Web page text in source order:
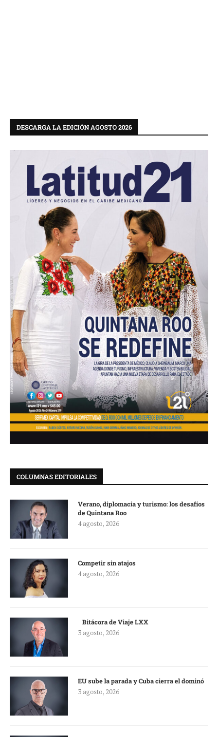
DESCARGA LA EDICIÓN AGOSTO 2026
COLUMNAS EDITORIALES
Verano, diplomacia y turismo: los desafíos
de Quintana Roo
4 agosto, 2026
Competir sin atajos
4 agosto, 2026
Bitácora de Viaje LXX
3 agosto, 2026
EU sube la parada y Cuba cierra el dominó
3 agosto, 2026